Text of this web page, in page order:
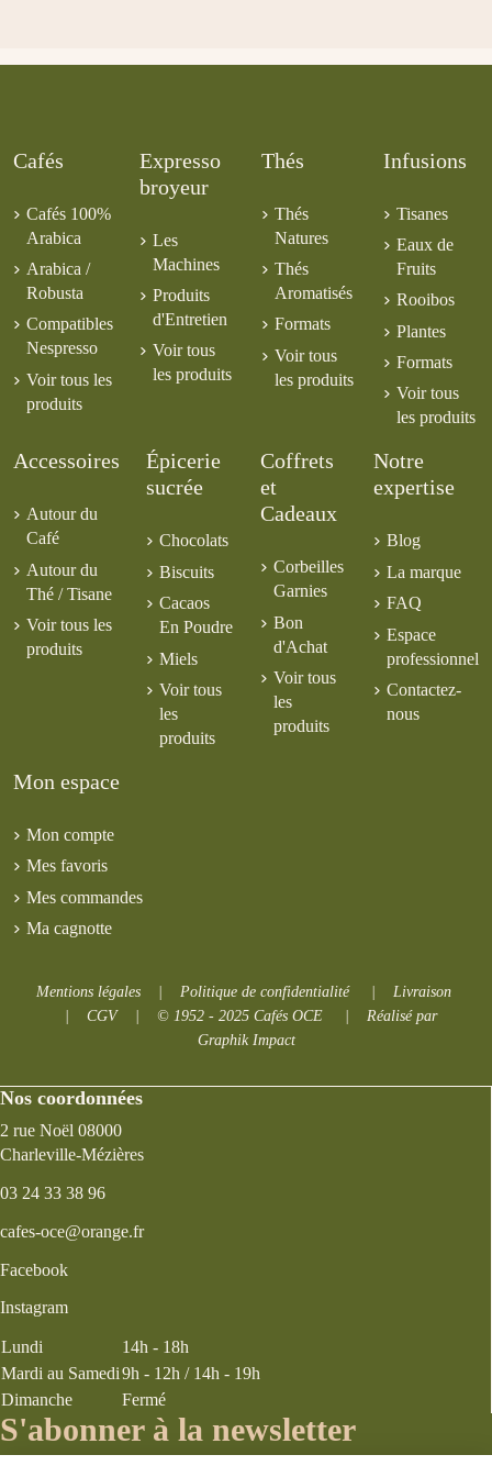
6,00 €
Kitché
7,50 €
Pêche Abricot
Blue Mountain
SHG Tarrazu
Primavera
Kenya Gallia
Cafés
Cafés 100%
Arabica
Arabica /
Robusta
Compatibles
Nespresso
Voir tous les
produits
Expresso
broyeur
Les
Machines
Produits
d'Entretien
Voir tous
les produits
Thés
Thés
Natures
Thés
Aromatisés
Formats
Voir tous
les produits
Infusions
Tisanes
Eaux de
Fruits
Rooibos
Plantes
Formats
Voir tous
les produits
Accessoires
Autour du
Café
Autour du
Thé / Tisane
Voir tous les
produits
Épicerie
sucrée
Chocolats
Biscuits
Cacaos
En Poudre
Miels
Voir tous
les
produits
Coffrets
et
Cadeaux
Corbeilles
Garnies
Bon
d'Achat
Voir tous
les
produits
Notre
expertise
Blog
La marque
FAQ
Espace
professionnel
Contactez-
nous
Mon espace
Mon compte
Mes favoris
Mes commandes
Ma cagnotte
Mentions légales Politique de confidentialité| Livraison
CGV| © 1952 - 2025 Cafés OCE| Réalisé par
Graphik Impact
Nos coordonnées
2 rue Noël 08000
Charleville-Mézières
03 24 33 38 96
cafes-oce@orange.fr
Facebook
Instagram
Lundi
14h - 18h
Mardi au Samedi9h - 12h / 14h - 19h
Dimanche
Fermé
S'abonner à la newsletter